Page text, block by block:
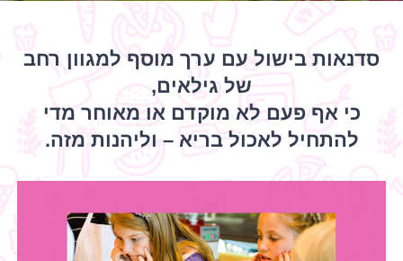
סדנאות בישול עם ערך מוסף למגוון רחב
של גילאים,
כי אף פעם לא מוקדם או מאוחר מדי
להתחיל לאכול בריא – וליהנות מזה.